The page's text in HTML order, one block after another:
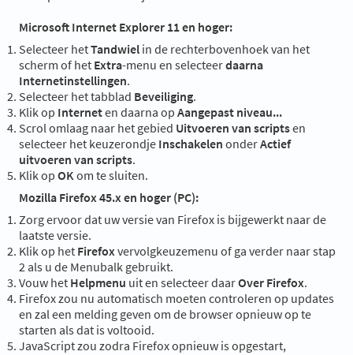
Microsoft Internet Explorer 11 en hoger:
Selecteer hetTandwiel in de rechterbovenhoek van het
scherm of het Extra-menu en selecteerdaarna
Internetinstellingen.
Selecteer het tabblad Beveiliging.
Klik op Interneten daarna op Aangepast niveau...
Scrol omlaag naar het gebied Uitvoeren van scriptsen
selecteer het keuzerondje Inschakelen onderActief
uitvoeren van scripts.
Klik op OKom te sluiten.
Mozilla Firefox 45.x en hoger (PC):
Zorg ervoor dat uw versie van Firefox is bijgewerkt naar de
laatste versie.
Klik op het Firefoxvervolgkeuzemenu of ga verder naar stap
2 als u de Menubalk gebruikt.
Vouw het Helpmenu uit en selecteer daarOver Firefox.
Firefox zou nu automatisch moeten controleren op updates
en zal een melding geven om de browser opnieuw op te
starten als dat is voltooid.
JavaScript zou zodra Firefox opnieuw is opgestart,